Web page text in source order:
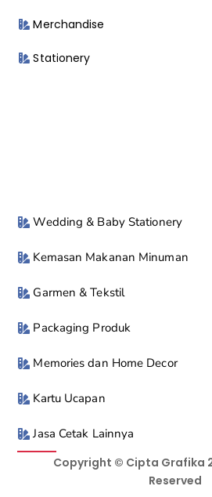
Merchandise
Stationery
Wedding & Baby Stationery
Kemasan Makanan Minuman
Garmen & Tekstil
Packaging Produk
Memories dan Home Decor
Kartu Ucapan
Jasa Cetak Lainnya
Copyright © Cipta Grafika
Reserved